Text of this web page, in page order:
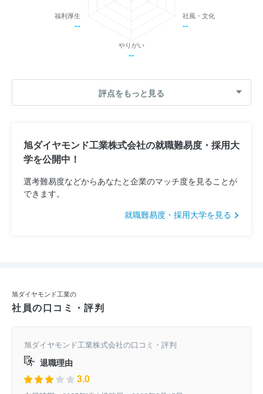
社風・文化
--
やりがい
--
福利厚生
--
評点をもっと見る
旭ダイヤモンド工業株式会社の就職難易度・採用大
学を公開中！
選考難易度などからあなたと企業のマッチ度を見ることが
できます。
就職難易度・採用大学を見る
旭ダイヤモンド工業の
社員の口コミ・評判
旭ダイヤモンド工業株式会社の口コミ・評判
退職理由
3.0